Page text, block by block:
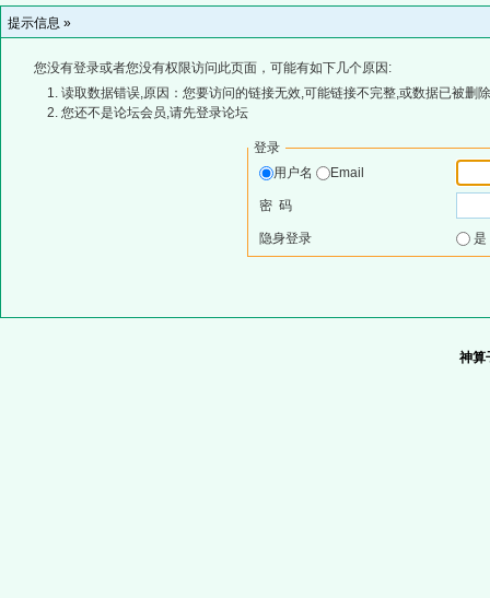
提示信息 »
您没有登录或者您没有权限访问此页面，可能有如下几个原因:
读取数据错误,原因：您要访问的链接无效,可能链接不完整,或数据已被删
您还不是论坛会员,请先登录论坛
登录
用户名
Email
密 码
隐身登录
神算